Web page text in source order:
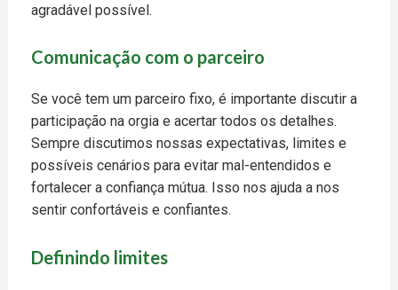
agradável possível.
Comunicação com o parceiro
Se você tem um parceiro fixo, é importante discutir a
participação na orgia e acertar todos os detalhes.
Sempre discutimos nossas expectativas, limites e
possíveis cenários para evitar mal-entendidos e
fortalecer a confiança mútua. Isso nos ajuda a nos
sentir confortáveis ​​e confiantes.
Definindo limites